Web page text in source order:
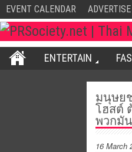
EVENT CALENDAR ADVERTISE
ENTERTAIN
มนุษย
โฮสต์
พวกมัน
16 March